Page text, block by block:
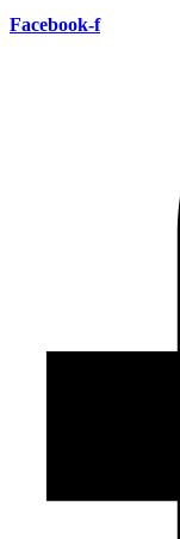
Facebook-f